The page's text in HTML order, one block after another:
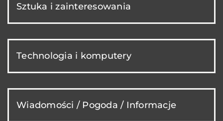
Sztuka i zainteresowania
Technologia i komputery
Wiadomości / Pogoda / Informacje